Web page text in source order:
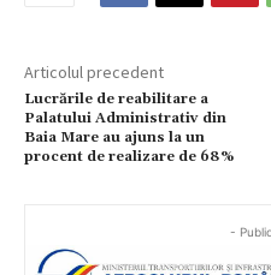
Articolul precedent
Lucrările de reabilitare a
Palatului Administrativ din
Baia Mare au ajuns la un
procent de realizare de 68%
-